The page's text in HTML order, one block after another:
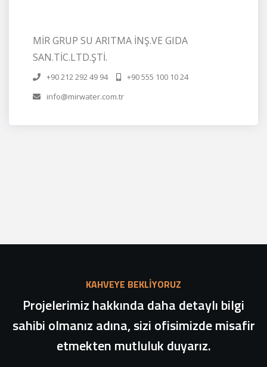
MİR GRUP SU ARITMA İNŞ.VE GIDA
SAN.TİC.LTD.ŞTİ.
+90 212 292 49 94
+90 555 100 10 24
info@mirwater.com.tr
KAHVEYE BEKLİYORUZ
Projelerimiz hakkında daha detaylı bilgi
sahibi olmanız adına, sizi ofisimizde misafir
etmekten mutluluk duyarız.